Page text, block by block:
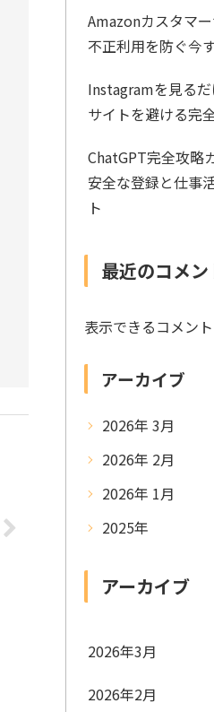
Amazonカスタマ
不正利用を防ぐ今
Instagramを見る
サイトを避ける完
ChatGPT完全攻略
安全な登録と仕事
ト
最近のコメン
表示できるコメン
アーカイブ
2026年 3月
2026年 2月
2026年 1月
2025年
アーカイブ
2026年3月
2026年2月